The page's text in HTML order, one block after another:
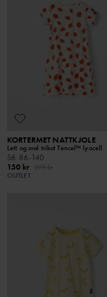
KORTERMET NATTKJOLE
Lett og sval trikot Tencel™ lyocell
Stl: 86-140
150 kr
OUTLET